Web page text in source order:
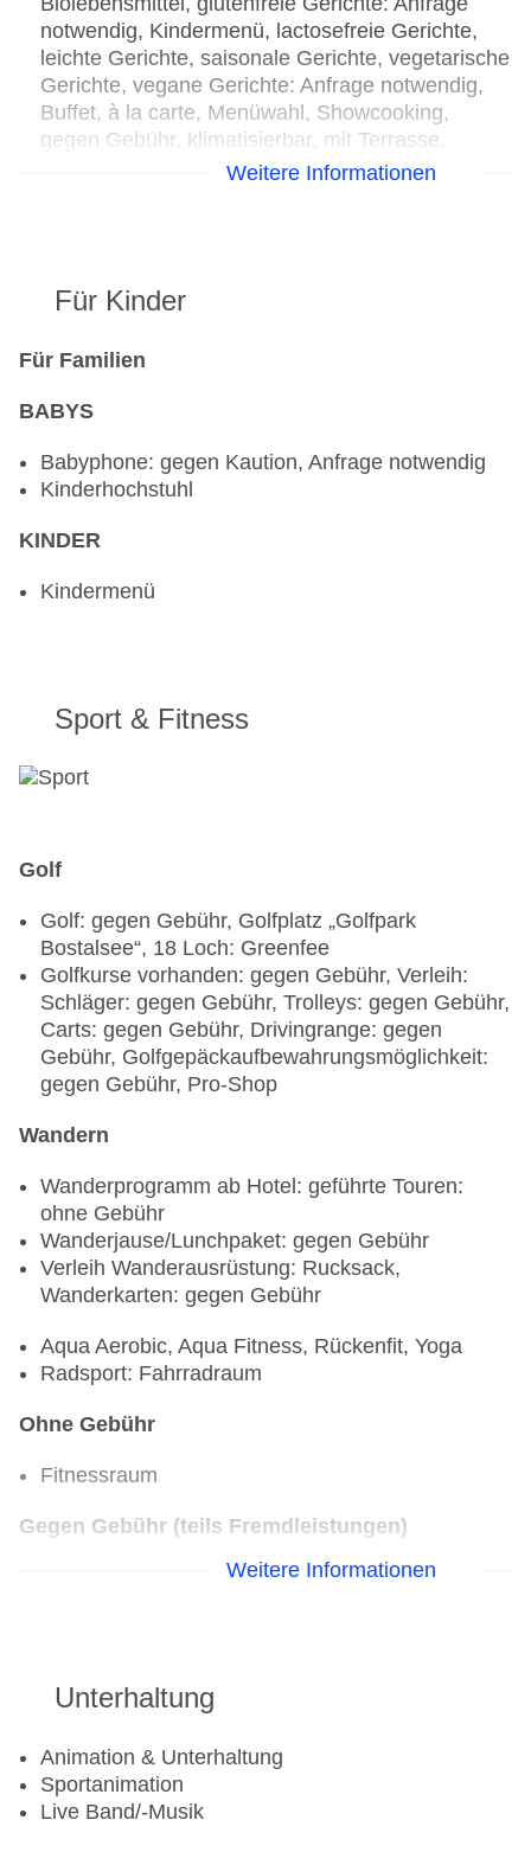
notwendig, Kindermenü, lactosefreie Gerichte,
leichte Gerichte, saisonale Gerichte, vegetarische
Gerichte, vegane Gerichte: Anfrage notwendig,
Buffet, à la carte, Menüwahl, Showcooking,
gegen Gebühr, klimatisierbar, mit Terrasse,
Weitere Informationen
Für Kinder
Für Familien
BABYS
Babyphone: gegen Kaution, Anfrage notwendig
Kinderhochstuhl
KINDER
Kindermenü
Sport & Fitness
Golf
Golf: gegen Gebühr, Golfplatz „Golfpark
Bostalsee“, 18 Loch: Greenfee
Golfkurse vorhanden: gegen Gebühr, Verleih:
Schläger: gegen Gebühr, Trolleys: gegen Gebühr,
Carts: gegen Gebühr, Drivingrange: gegen
Gebühr, Golfgepäckaufbewahrungsmöglichkeit:
gegen Gebühr, Pro-Shop
Wandern
Wanderprogramm ab Hotel: geführte Touren:
ohne Gebühr
Wanderjause/Lunchpaket: gegen Gebühr
Verleih Wanderausrüstung: Rucksack,
Wanderkarten: gegen Gebühr
Aqua Aerobic, Aqua Fitness, Rückenfit, Yoga
Radsport: Fahrradraum
Ohne Gebühr
Fitnessraum
Gegen Gebühr (teils Fremdleistungen)
Nordic Walking, Entspannungskurse,
Weitere Informationen
Unterhaltung
Animation & Unterhaltung
Sportanimation
Live Band/-Musik